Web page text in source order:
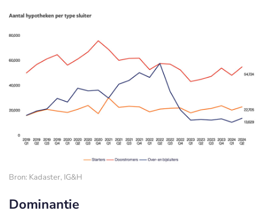
Bron: Kadaster, IG&H
Dominantie